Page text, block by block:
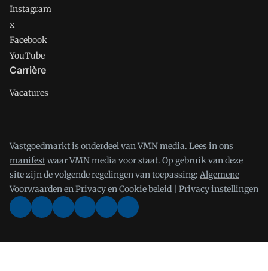
Instagram
x
Facebook
YouTube
Carrière
Vacatures
Vastgoedmarkt is onderdeel van VMN media. Lees inons
manifestwaar VMN media voor staat. Op gebruik van deze
site zijn de volgende regelingen van toepassing: Algemene
VoorwaardenenPrivacy en Cookie beleid Privacy instellingen